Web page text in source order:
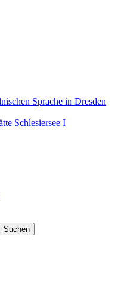
Sprache in Dresden
Schlesiersee I